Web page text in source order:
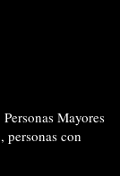
Mayores
personas con